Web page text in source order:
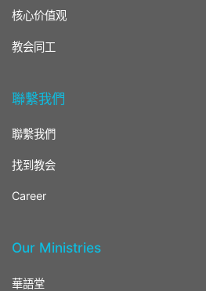
核心价值观
教会同工
聯繫我們
聯繫我們
找到教会
Career
Our Ministries
華語堂